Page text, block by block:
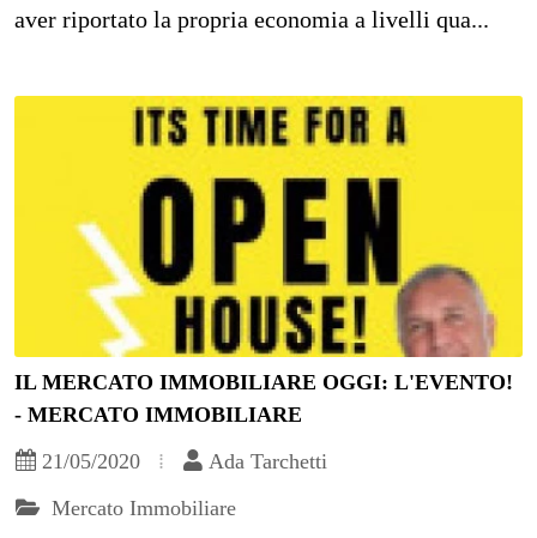
aver riportato la propria economia a livelli qua...
IL MERCATO IMMOBILIARE OGGI: L'EVENTO!
- MERCATO IMMOBILIARE
21/05/2020
Ada Tarchetti
Mercato Immobiliare